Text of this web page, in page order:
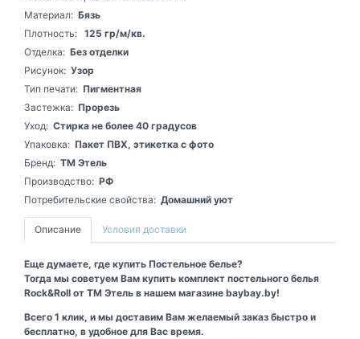
Материал: Бязь
Плотность: 125 гр/м/кв.
Отделка: Без отделки
Рисунок: Узор
Тип печати: Пигментная
Застежка: Прорезь
Уход: Стирка не более 40 градусов
Упаковка: Пакет ПВХ, этикетка с фото
Бренд: ТМ Этель
Производство: РФ
Потребительские свойства: Домашний уют
Описание Условия доставки
Еще думаете, где купить Постельное белье?
Тогда мы советуем Вам купить комплект постельного белья
Rock&Roll от ТМ Этель в нашем магазине baybay.by!
Всего 1 клик, и мы доставим Вам желаемый заказ быстро и
бесплатно, в удобное для Вас время.